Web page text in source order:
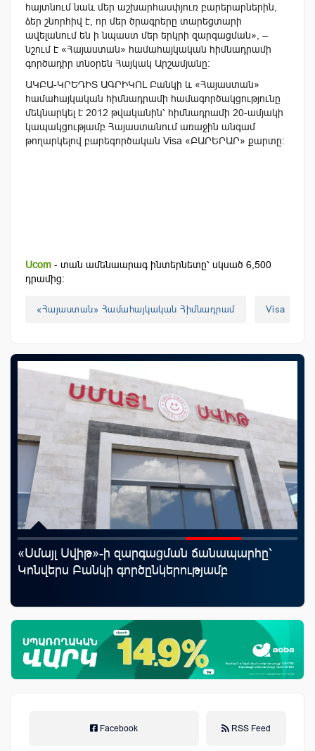
հայտնում նաև մեր աշխարհասփյուռ բարերարներին,
ձեր շնորհիվ է, որ մեր ծրագրերը տարեցտարի
ավելանում են ի նպաստ մեր երկրի զարգացման», –
նշում է «Հայաստան» համահայկական հիմնադրամի
գործադիր տնօրեն Հայկակ Արշամյանը։
ԱԿԲԱ-ԿՐԵԴԻՏ ԱԳՐԻԿՈԼ Բանկի և «Հայաստան»
համահայկական հիմնադրամի համագործակցությունը
մեկնարկել է 2012 թվականին՝ հիմնադրամի 20-ամյակի
կապակցությամբ Հայաստանում առաջին անգամ
թողարկելով բարեգործական Visa «ԲԱՐԵՐԱՐ» քարտը:
Ucom - տան ամենաարագ ինտերնետը՝ սկսած 6,500
դրամից:
«Հայաստան» Համահայկական Հիմնադրամ Visa
«Սմայլ Սվիթ»-ի զարգացման ճանապարհը՝
Կոնվերս Բանկի գործընկերությամբ
Facebook RSS Feed